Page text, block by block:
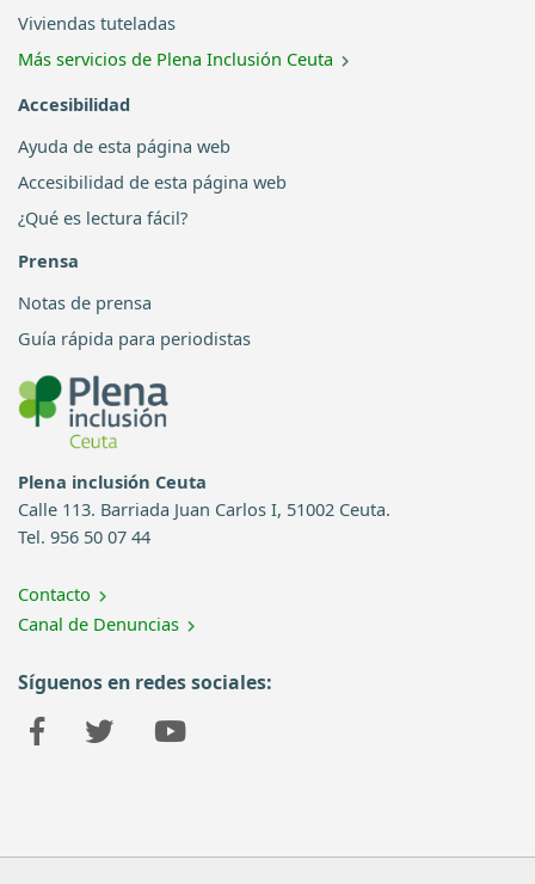
Viviendas tuteladas
Más servicios de Plena Inclusión Ceuta
Accesibilidad
Ayuda de esta página web
Accesibilidad de esta página web
¿Qué es lectura fácil?
Prensa
Notas de prensa
Guía rápida para periodistas
Plena inclusión Ceuta
Calle 113. Barriada Juan Carlos I, 51002 Ceuta.
Tel. 956 50 07 44
Contacto
Canal de Denuncias
Síguenos en redes sociales: